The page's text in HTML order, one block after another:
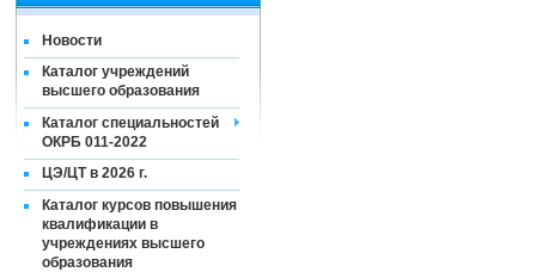
Новости
Каталог учреждений
высшего образования
Каталог специальностей
ОКРБ 011-2022
ЦЭ/ЦТ в 2026 г.
Каталог курсов повышения
квалификации в
учреждениях высшего
образования